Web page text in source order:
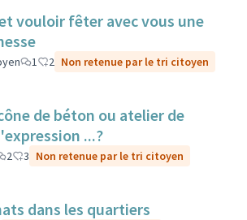
vouloir fêter avec vous une
1 2 Non retenue par le tri citoyen
de béton ou atelier de
...?
2 3 Non retenue par le tri citoyen
dans les quartiers